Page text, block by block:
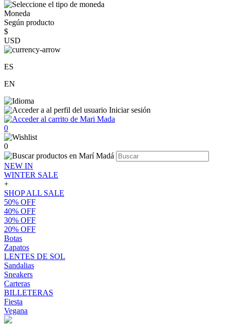
Moneda
Según producto
$
USD
ES
EN
Iniciar sesión
0
0
NEW IN
WINTER SALE
+
SHOP ALL SALE
50% OFF
40% OFF
30% OFF
20% OFF
Botas
Zapatos
LENTES DE SOL
Sandalias
Sneakers
Carteras
BILLETERAS
Fiesta
Vegana